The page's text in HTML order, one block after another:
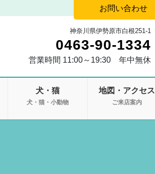
神奈川県伊勢原市白根251-1
0463-90-1334
営業時間 11:00～19:30 年中無休
お問い合わせ
犬・猫
犬・猫・小動物
地図・アクセス
ご来店案内